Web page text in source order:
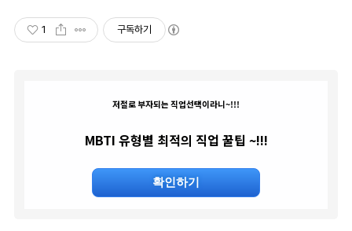
1 구독하기
저절로 부자되는 직업선택이라니~!!!
MBTI 유형별 최적의 직업 꿀팁 ~!!!
확인하기